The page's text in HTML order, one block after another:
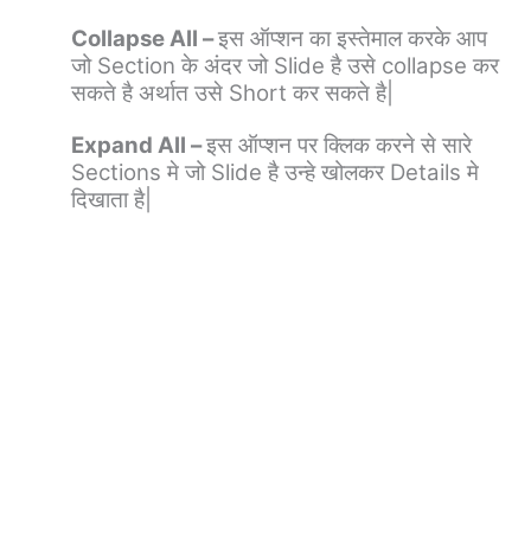
Collapse All –इस ऑप्शन का इस्तेमाल करके आप
जो Section के अंदर जो Slide है उसे collapse कर
सकते है अर्थात उसे Short कर सकते है|
Expand All –इस ऑप्शन पर क्लिक करने से सारे
Sections मे जो Slide है उन्हे खोलकर Details मे
दिखाता है|